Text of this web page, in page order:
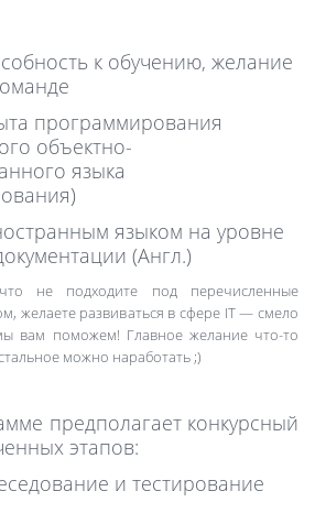
к обучению, желание
программирования
объектно-
языка
языком на уровне
(Англ.)
не подходите под перечисленные
желаете развиваться в сфере IT— смело
вам поможем! Главное желание что-то
можно наработать ;)
предполагает конкурсный
этапов:
и тестирование